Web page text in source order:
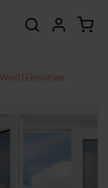
| Einseitiger